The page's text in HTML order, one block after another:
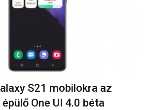
S21 mobilokra az
One UI 4.0 béta